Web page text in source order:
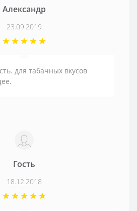
Александр
23.09.2019
для табачных вкусов
Гость
18.12.2018